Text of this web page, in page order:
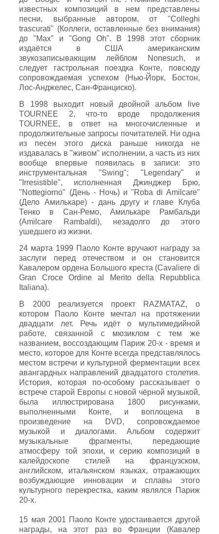
известных композиций в нем представлены
песни, выбранные автором, от "Colleghi
trascurati" (Коллеги, оставленные без внимания)
до "Max" и "Gong Oh". В 1998 этот сборник
издаётся в США американским
звукозаписывающим лейблом Nonesuch, и
следует гастрольная поездка Конте, повсюду
сопровождаемая успехом (Нью-Йорк, Бостон,
Лос-Анджелес, Сан-Франциско).
В 1998 выходит новый двойной альбом live
TOURNEE 2, что-то вроде продолжения
TOURNEE, в ответ на многочисленные и
продолжительные запросы почитателей. Ни одна
из песен этого диска раньше никогда не
издавалась в "живом" исполнении, а часть из них
вообще впервые появилась в записи: это
инструментальная "Swing"; "Legendary" и
"Irresistible", исполненная Джинджер Брю,
"Nottegiorno" (День - Ночь) и "Roba di Amilcare"
(Дело Амилькаре) - дань другу и главе Клуба
Тенко в Сан-Ремо, Амилькаре Рамбальди
(Amilcare Rambaldi), незадолго до этого
ушедшего из жизни.
24 марта 1999 Паоло Конте вручают награду за
заслуги перед отечеством и он становится
Кавалером ордена Большого креста (Cavaliere di
Gran Croce Ordine al Merito della Repubblica
Italiana).
В 2000 реализуется проект RAZMATAZ, о
котором Паоло Конте мечтал на протяжении
двадцати лет. Речь идёт о мультимедийной
работе, связанной с мюзиклом с тем же
названием, воссоздающим Париж 20-х - время и
место, которое для Конте всегда представлялось
местом встречи и культурной ферментации всех
авангардных направлений двадцатого столетия.
История, которая по-особому рассказывает о
встрече старой Европы с новой чёрной музыкой,
была иллюстрирована 1800 рисунками,
выполненными Конте, и воплощена в
произведение на DVD, сопровождаемое
музыкой и диалогами. Альбом содержит
музыкальные фрагменты, передающие
атмосферу той эпохи, и серию композиций в
калейдоскопе стилей на французском,
английском, итальянском языках, отражающих
возбуждающие инновации и сплавы этого
культурного перекрестка, каким являлся Париж
20-х.
15 мая 2001 Паоло Конте удостаивается другой
награды, на этот раз во Франции (Кавалер